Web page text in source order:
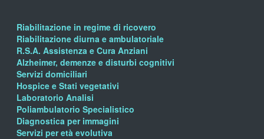
Riabilitazione in regime di ricovero
Riabilitazione diurna e ambulatoriale
R.S.A. Assistenza e Cura Anziani
Alzheimer, demenze e disturbi cognitivi
Servizi domiciliari
Hospice e Stati vegetativi
Laboratorio Analisi
Poliambulatorio Specialistico
Diagnostica per immagini
Servizi per età evolutiva